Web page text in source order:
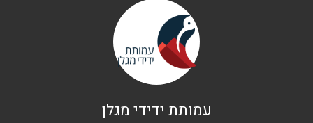
עמותת ידידי מגלן